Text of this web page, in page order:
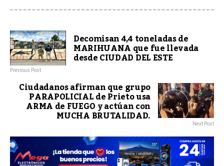
Decomisan 4,4 toneladas de
MARIHUANA que fue llevada
desde CIUDAD DEL ESTE
Previous Post
Ciudadanos afirman que grupo
PARAPOLICIAL de Prieto usa
ARMA de FUEGO y actúan con
MUCHA BRUTALIDAD. Next Post